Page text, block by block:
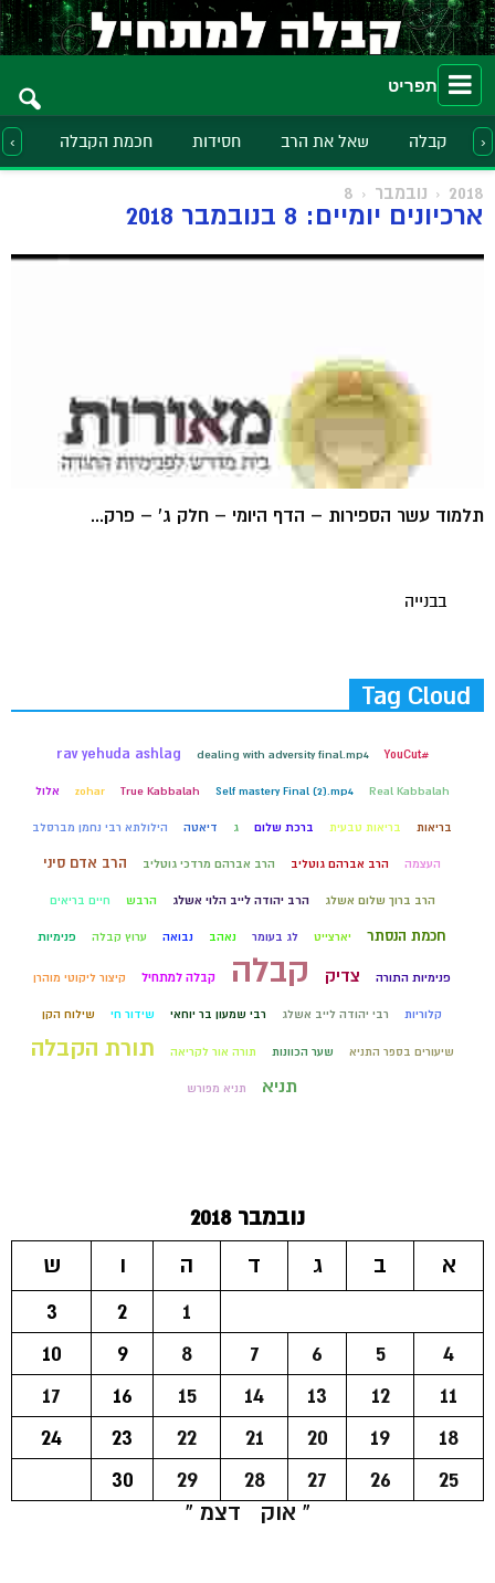
תפריט
קבלה שאל את הרב חסידות חכמת הקבלה ›
‹
2018 נובמבר 8
ארכיונים יומיים: 8 בנובמבר 2018
תלמוד עשר הספירות – הדף היומי – חלק ג' – פרק...
בבנייה
Tag Cloud
#YouCut
dealing with adversity final.mp4
rav yehuda ashlag
Real Kabbalah
Self mastery Final (2).mp4
True Kabbalah
zohar אלול
בריאות בריאות טבעית ברכת שלום ג דיאטה הילולתא רבי נחמן מברסלב
העצמה הרב אברהם גוטליב הרב אברהם מרדכי גוטליב הרב אדם סיני
הרב ברוך שלום אשלג הרב יהודה לייב הלוי אשלג הרבש חיים בריאים
חכמת הנסתר יארצייט לג בעומר נאהב נבואה ערוץ קבלה פנימיות
פנימיות התורה צדיק קבלה קבלה למתחיל קיצור ליקוטי מוהרן
קלוריות רבי יהודה לייב אשלג רבי שמעון בר יוחאי שידור חי שילוח הקן
שיעורים בספר התניא שער הכוונות תורה אור לקריאה תורת הקבלה
תניא תניא מפורש
נובמבר 2018
א
ב ג ד ה ו
ש
1
2
3
4
5
6
7
8
9
10
11
12
13
14
15
16
17
18
19
20
21
22
23
24
25
26
27
28
29
30
« אוק
דצמ »